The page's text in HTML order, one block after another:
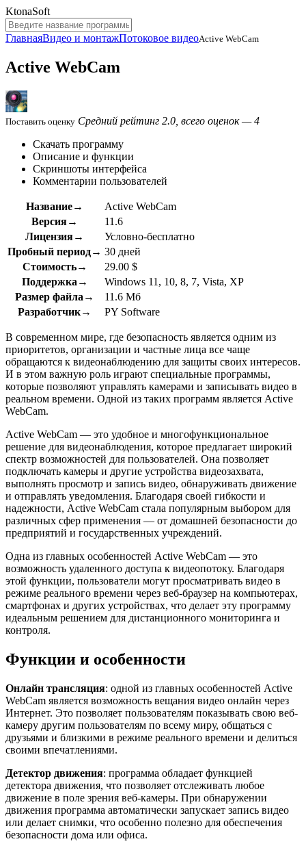
KtonaSoft
ГлавнаяВидео и монтажПотоковое видеоActive WebCam
Active WebCam
Поставить оценку Средний рейтинг 2.0, всего оценок — 4
Скачать программу
Описание и функции
Скриншоты интерфейса
Комментарии пользователей
Название→
Active WebCam
Версия→
11.6
Лицензия→
Условно-бесплатно
Пробный период→ 30 дней
Стоимость→
29.00 $
Поддержка→
Windows 11, 10, 8, 7, Vista, XP
Размер файла→
11.6 Мб
Разработчик→
PY Software
В современном мире, где безопасность является одним из
приоритетов, организации и частные лица все чаще
обращаются к видеонаблюдению для защиты своих интересов.
И в этом важную роль играют специальные программы,
которые позволяют управлять камерами и записывать видео в
реальном времени. Одной из таких программ является Active
WebCam.
Active WebCam — это удобное и многофункциональное
решение для видеонаблюдения, которое предлагает широкий
спектр возможностей для пользователей. Она позволяет
подключать камеры и другие устройства видеозахвата,
выполнять просмотр и запись видео, обнаруживать движение
и отправлять уведомления. Благодаря своей гибкости и
надежности, Active WebCam стала популярным выбором для
различных сфер применения — от домашней безопасности до
предприятий и государственных учреждений.
Одна из главных особенностей Active WebCam — это
возможность удаленного доступа к видеопотоку. Благодаря
этой функции, пользователи могут просматривать видео в
режиме реального времени через веб-браузер на компьютерах,
смартфонах и других устройствах, что делает эту программу
идеальным решением для дистанционного мониторинга и
контроля.
Функции и особенности
Онлайн трансляция: одной из главных особенностей Active
WebCam является возможность вещания видео онлайн через
Интернет. Это позволяет пользователям показывать свою веб-
камеру другим пользователям по всему миру, общаться с
друзьями и близкими в режиме реального времени и делиться
своими впечатлениями.
Детектор движения: программа обладает функцией
детектора движения, что позволяет отслеживать любое
движение в поле зрения веб-камеры. При обнаружении
движения программа автоматически запускает запись видео
или делает снимки, что особенно полезно для обеспечения
безопасности дома или офиса.